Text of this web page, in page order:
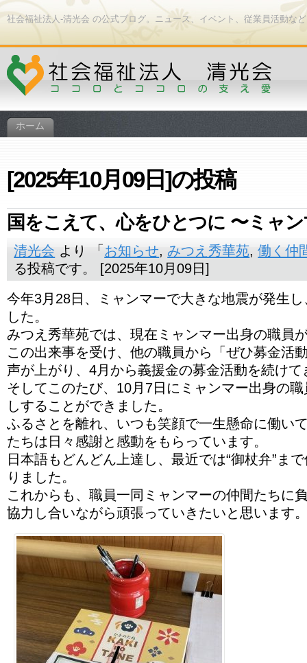
社会福祉法人-清光会 の公式ブログ。ニュース、イベント、従業員活動な
ホーム
[2025年10月09日]の投稿
国をこえて、心をひとつに 〜ミャ
清光会 より 「 お知らせ,みつえ秀華苑,働く仲
る投稿です。 [2025年10月09日]
今年3月28日、ミャンマーで大きな地震が発生
した。
みつえ秀華苑では、現在ミャンマー出身の職員
この出来事を受け、他の職員から「ぜひ募金活
声が上がり、4月から義援金の募金活動を続けて
そしてこのたび、10月7日にミャンマー出身の
しすることができました。
ふるさとを離れ、いつも笑顔で一生懸命に働い
たちは日々感謝と感動をもらっています。
日本語もどんどん上達し、最近では“御杖弁”ま
りました。
これからも、職員一同ミャンマーの仲間たちに
協力し合いながら頑張っていきたいと思います